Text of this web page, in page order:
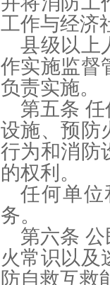
工作与经济
县级以上
作实施监督
负责实施。
第五条
设施、预防
行为和消防
的权利。
任何单
务。
第六条
火常识以及
防自救互救